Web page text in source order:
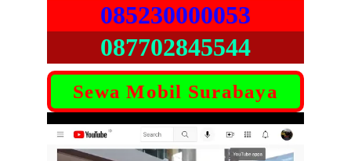
085230000053
087702845544
Sewa Mobil Surabaya